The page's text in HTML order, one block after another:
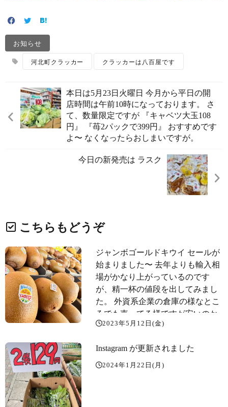
お知らせ
河北町クラッカー クラッカーは八百屋です
本日は5月23日火曜日 今月から平日の開
店時間は午前10時になっております。 さ
て、数量限定ですが 『キャベツ大玉108
円』 『苺2パックで399円』 おすすめです
よ〜 なくなったらおしまいですが。
今日の新発売は ラスク
こちらもどうぞ
ジャンボゴールドキウイ セールが
始まりました〜️ 去年よりも輸入相
場がかなり上がっているのです
が、精一杯の値段を出してみまし
た。 外資系企業の倉庫の様なとこ
ろでも売ってる様ですが安いのか
なあ〜️ あく抜きわらびや庄内産の
2023年5月12日(金)
Instagram が更新されました
2024年1月22日(月)